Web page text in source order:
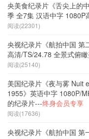
央美食纪录片《舌尖上的
季 全7集 汉语中字 1080P
阅读(22301)
央视纪录片《航拍中国 第
高清/TS/24.78 全景式俯
阅读(25140)
美国纪录片《夜与雾 Nuit
1955》英语中字 1080P/
的纪录片---终身会员专享
阅读(17636)
央视纪录片《航拍中国 第